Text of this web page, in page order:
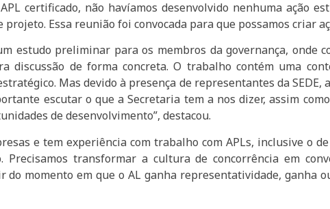
certificado, não havíamos desenvolvido nenhuma ação
Essa reunião foi convocada para que possamos criar
estudo preliminar para os membros da governança, onde
discussão de forma concreta. O trabalho contém uma
Mas devido à presença de representantes da
escutar o que a Secretaria tem a nos dizer, assim
de desenvolvimento”, destacou.
e tem experiência com trabalho com APLs, inclusive o
transformar a cultura de concorrência em
do momento em que o AL ganha representatividade, ganha